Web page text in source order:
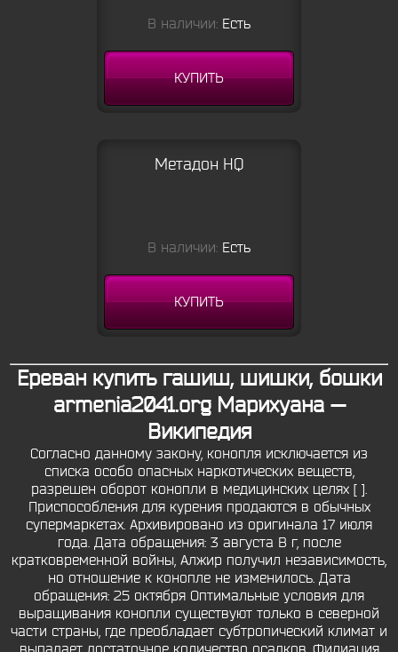
В наличии: Есть
КУПИТЬ
Метадон HQ
В наличии: Есть
КУПИТЬ
Ереван купить гашиш, шишки, бошки
armenia2041.org Марихуана —
Википедия
Согласно данному закону, конопля исключается из
списка особо опасных наркотических веществ,
разрешен оборот конопли в медицинских целях [ ].
Приспособления для курения продаются в обычных
супермаркетах. Архивировано из оригинала 17 июля
года. Дата обращения: 3 августа В г, после
кратковременной войны, Алжир получил независимость,
но отношение к конопле не изменилось. Дата
обращения: 25 октября Оптимальные условия для
выращивания конопли существуют только в северной
части страны, где преобладает субтропический климат и